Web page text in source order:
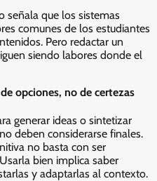
señala que los sistemas
comunes de los estudiantes
Pero redactar un
siendo labores donde el
opciones, no de certezas
generar ideas o sintetizar
deben considerarse finales.
no basta con ser
bien implica saber
y adaptarlas al contexto.